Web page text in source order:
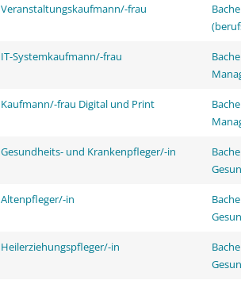
Veranstaltungskaufmann/-frau
IT-Systemkaufmann/-frau
Kaufmann/-frau Digital und Print
Gesundheits- und Krankenpfleger/-in
Altenpfleger/-in
Heilerziehungspfleger/-in